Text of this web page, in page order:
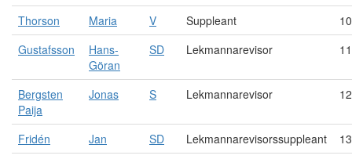
Thorson Maria V Suppleant
10
Gustafsson
Hans-
Göran
SD Lekmannarevisor 11
Bergsten
Paija
Jonas S Lekmannarevisor 12
Fridén Jan SD Lekmannarevisorssuppleant
13